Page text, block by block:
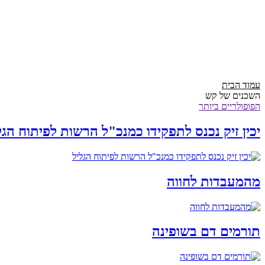
עמוד הבית
השכנים של קש
הפופולריים ביותר
יכין זיק נכנס לתפקידו כמנכ"ל הרשות לפיתוח
מהמעבדות לחווה
תורמים דם בשופינה